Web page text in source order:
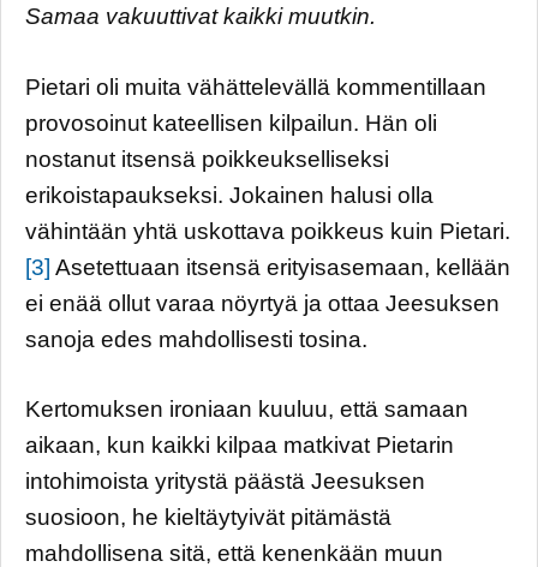
Samaa vakuuttivat kaikki muutkin.
Pietari oli muita vähättelevällä kommentillaan
provosoinut kateellisen kilpailun. Hän oli
nostanut itsensä poikkeukselliseksi
erikoistapaukseksi. Jokainen halusi olla
vähintään yhtä uskottava poikkeus kuin Pietari.
[3] Asetettuaan itsensä erityisasemaan, kellään
ei enää ollut varaa nöyrtyä ja ottaa Jeesuksen
sanoja edes mahdollisesti tosina.
Kertomuksen ironiaan kuuluu, että samaan
aikaan, kun kaikki kilpaa matkivat Pietarin
intohimoista yritystä päästä Jeesuksen
suosioon, he kieltäytyivät pitämästä
mahdollisena sitä, että kenenkään muun